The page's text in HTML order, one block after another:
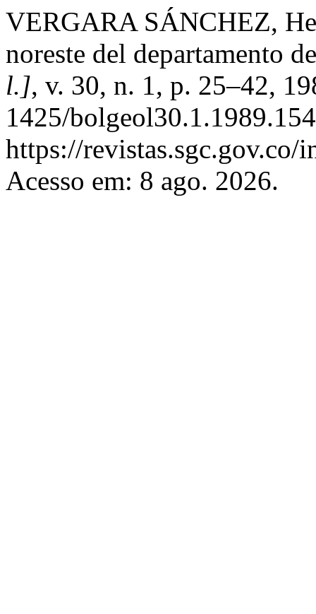
VERGARA SÁNCHEZ,
noreste del departamento
l.], v. 30, n. 1, p. 25–42,
1425/
https://
Acesso em: 8 ago. 2026.